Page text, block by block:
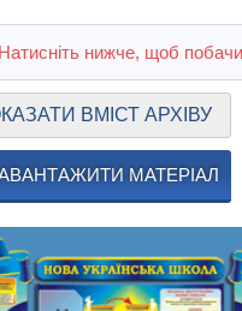
Натисніть нижче, щоб
ВМІСТ АРХІВУ
МАТЕРІАЛ